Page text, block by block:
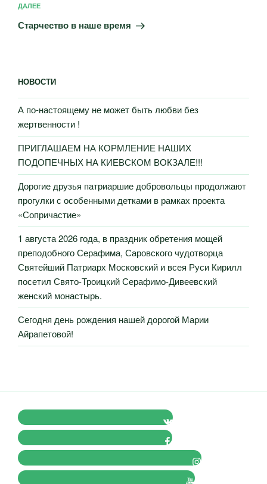
Следующая
запись
ДАЛЕЕ
Старчество в наше время
НОВОСТИ
А по-настоящему не может быть любви без
жертвенности !
ПРИГЛАШАЕМ НА КОРМЛЕНИЕ НАШИХ
ПОДОПЕЧНЫХ НА КИЕВСКОМ ВОКЗАЛЕ!!!
Дорогие друзья патриаршие добровольцы продолжают
прогулки с особенными детками в рамках проекта
«Сопричастие»
1 августа 2026 года, в праздник обретения мощей
преподобного Серафима, Саровского чудотворца
Святейший Патриарх Московский и всея Руси Кирилл
посетил Свято-Троицкий Серафимо-Дивеевский
женский монастырь.
Сегодня день рождения нашей дорогой Марии
Айрапетовой!
VK Православные Добровольцы
FB Православные Добровольцы
Instagram Православные Добровольцы
Youtube Православные Добровольцы